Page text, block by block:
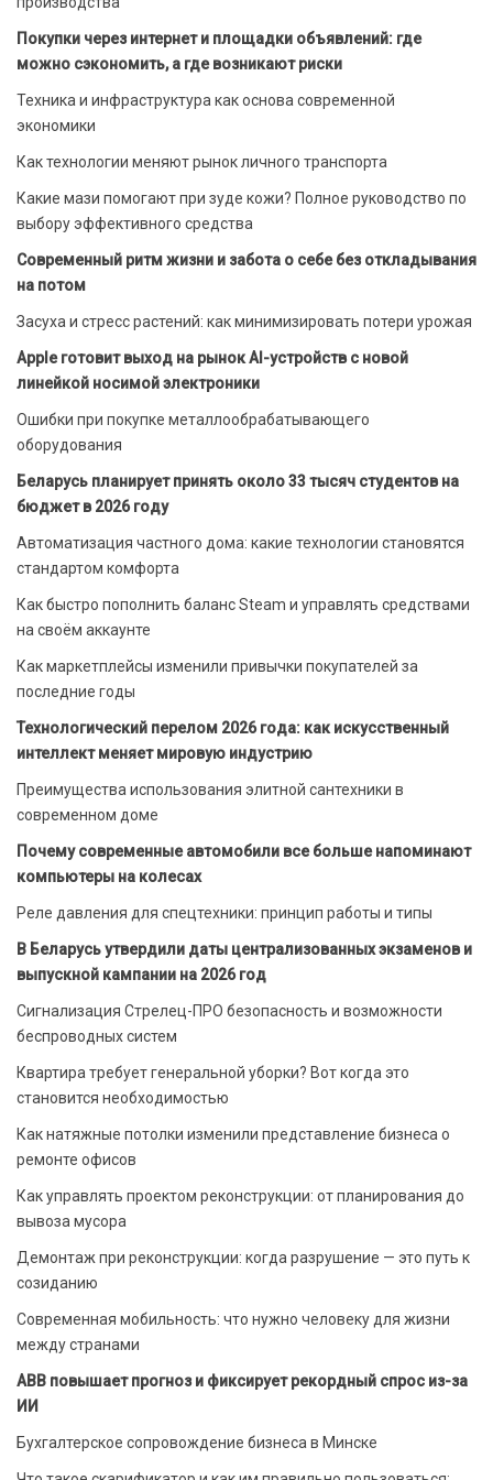
Покупки через интернет и площадки объявлений: где
можно сэкономить, а где возникают риски
Техника и инфраструктура как основа современной
экономики
Как технологии меняют рынок личного транспорта
Какие мази помогают при зуде кожи? Полное руководство по
выбору эффективного средства
Современный ритм жизни и забота о себе без откладывания
на потом
Засуха и стресс растений: как минимизировать потери урожая
Apple готовит выход на рынок AI-устройств с новой
линейкой носимой электроники
Ошибки при покупке металлообрабатывающего
оборудования
Беларусь планирует принять около 33 тысяч студентов на
бюджет в 2026 году
Автоматизация частного дома: какие технологии становятся
стандартом комфорта
Как быстро пополнить баланс Steam и управлять средствами
на своём аккаунте
Как маркетплейсы изменили привычки покупателей за
последние годы
Технологический перелом 2026 года: как искусственный
интеллект меняет мировую индустрию
Преимущества использования элитной сантехники в
современном доме
Почему современные автомобили все больше напоминают
компьютеры на колесах
Реле давления для спецтехники: принцип работы и типы
В Беларусь утвердили даты централизованных экзаменов и
выпускной кампании на 2026 год
Сигнализация Стрелец-ПРО безопасность и возможности
беспроводных систем
Квартира требует генеральной уборки? Вот когда это
становится необходимостью
Как натяжные потолки изменили представление бизнеса о
ремонте офисов
Как управлять проектом реконструкции: от планирования до
вывоза мусора
Демонтаж при реконструкции: когда разрушение — это путь к
созиданию
Современная мобильность: что нужно человеку для жизни
между странами
ABB повышает прогноз и фиксирует рекордный спрос из-за
ИИ
Бухгалтерское сопровождение бизнеса в Минске